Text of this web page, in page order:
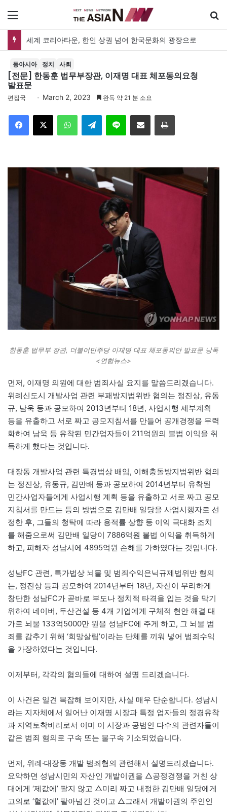
세계 코리아타운, 한인 상권 넘어 한국문화의 광장으로
동아시아 정치 사회
[전문] 한동훈 법무부장관, 이재명 대표 체포동의요청
발표문
편집국 March 2, 2023 완독 약 21 분 소요
Telegram 이메일
한동훈 법무부 장관, 더불어민주당 이재명 대표 체포동의안 발표문 낭독
<연합뉴스>
먼저, 이재명 의원에 대한 범죄사실 요지를 말씀드리겠습니다.
위례신도시 개발사업 관련 부패방지법위반 혐의는 정진상, 유동
규, 남욱 등과 공모하여 2013년부터 18년, 사업시행 세부계획
등을 유출하고 서로 짜고 공모지침서를 만들어 공개경쟁을 무력
화하여 남욱 등 유착된 민간업자들이 211억원의 불법 이익을 취
득하게 했다는 것입니다.
대장동 개발사업 관련 특경법상 배임, 이해충돌방지법위반 혐의
는 정진상, 유동규, 김만배 등과 공모하여 2014년부터 유착된
민간사업자들에게 사업시행 계획 등을 유출하고 서로 짜고 공모
지침서를 만드는 등의 방법으로 김만배 일당을 사업시행자로 선
정한 후, 그들의 청탁에 따라 용적률 상향 등 이익 극대화 조치
를 해줌으로써 김만배 일당이 7886억원 불법 이익을 취득하게
하고, 피해자 성남시에 4895억원 손해를 가하였다는 것입니다.
성남FC 관련, 특가법상 뇌물 및 범죄수익은닉규제법위반 혐의
는, 정진상 등과 공모하여 2014년부터 18년, 자신이 무리하게
창단한 성남FC가 곧바로 부도나 정치적 타격을 입는 것을 막기
위하여 네이버, 두산건설 등 4개 기업에게 구체적 현안 해결 대
가로 뇌물 133억5000만 원을 성남FC에 주게 하고, 그 뇌물 범
죄를 감추기 위해 ‘희망살림’이라는 단체를 끼워 넣어 범죄수익
을 가장하였다는 것입니다.
이제부터, 각각의 혐의들에 대하여 설명 드리겠습니다.
이 사건은 일견 복잡해 보이지만, 사실 매우 단순합니다. 성남시
라는 지자체에서 일어난 이재명 시장과 특정 업자들의 정경유착
과 지역토착비리로서 이미 이 시장과 공범인 다수의 관련자들이
같은 범죄 혐의로 구속 또는 불구속 기소되었습니다.
먼저, 위례·대장동 개발 범죄혐의 관련해서 설명드리겠습니다.
요약하면 성남시민의 자산인 개발이권을 △공정경쟁을 거친 상
대에게 ‘제값에’ 팔지 않고 △미리 짜고 내정한 김만배 일당에게
고의로 ‘헐값에’ 팔아넘긴 것이고 △그래서 개발이권의 주인인